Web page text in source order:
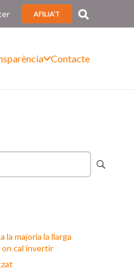
AFILIA’T
Contacte
la majoria la llarga
cal invertir